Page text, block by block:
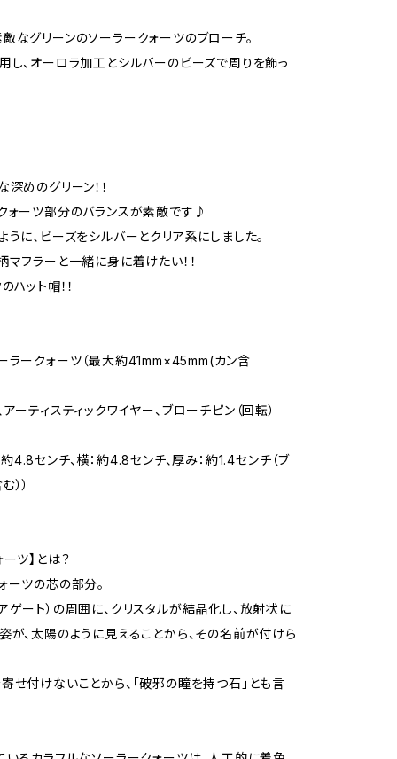
なグリーンのソーラークォーツのブローチ。
し、オーロラ加工とシルバーのビーズで周りを飾っ
深めのグリーン！！
ォーツ部分のバランスが素敵です♪
うに、ビーズをシルバーとクリア系にしました。
マフラーと一緒に身に着けたい！！
ハット帽！！
ラークォーツ（最大約41mm×45mm(カン含
ーティスティックワイヤー、ブローチピン（回転）
4.8センチ、横：約4.8センチ、厚み：約1.4センチ（ブ
））
ツ】とは？
ーツの芯の部分。
ゲート）の周囲に、クリスタルが結晶化し、放射状に
が、太陽のように見えることから、その名前が付けら
せ付けないことから、「破邪の瞳を持つ石」とも言